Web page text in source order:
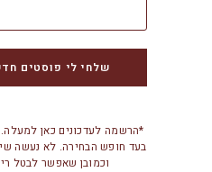
*הרשמה לעדכונים כאן
בעד חופש הבחירה. לא נעשה
וכמובן שאפשר לבטל